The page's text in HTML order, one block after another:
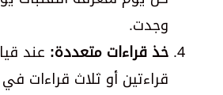
وجدت.
خذ قراءات متعددة: عند
قراءتين أو ثلاث قراءات